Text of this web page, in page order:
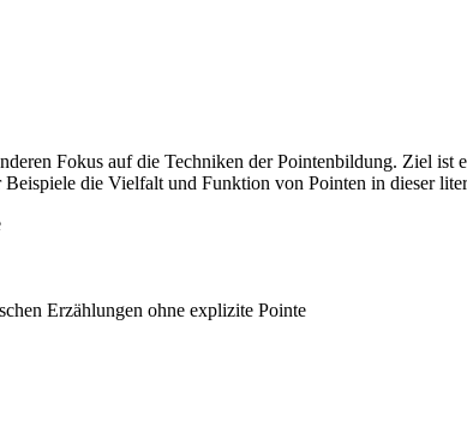
Fokus auf die Techniken der Pointenbildung. Ziel ist
die Vielfalt und Funktion von Pointen in dieser
Erzählungen ohne explizite Pointe